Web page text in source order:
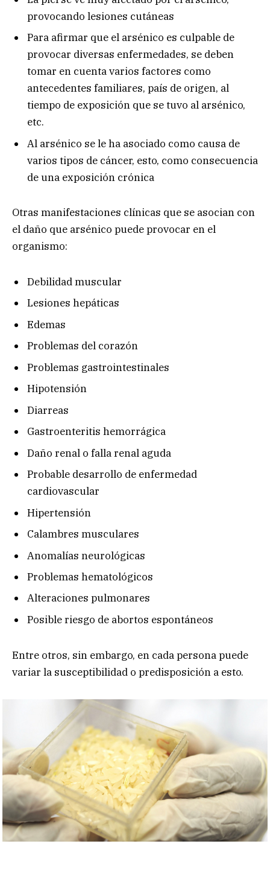
provocando lesiones cutáneas
Para afirmar que el arsénico es culpable de
provocar diversas enfermedades, se deben
tomar en cuenta varios factores como
antecedentes familiares, país de origen, al
tiempo de exposición que se tuvo al arsénico,
etc.
Al arsénico se le ha asociado como causa de
varios tipos de cáncer, esto, como consecuencia
de una exposición crónica
Otras manifestaciones clínicas que se asocian con
el daño que arsénico puede provocar en el
organismo:
Debilidad muscular
Lesiones hepáticas
Edemas
Problemas del corazón
Problemas gastrointestinales
Hipotensión
Diarreas
Gastroenteritis hemorrágica
Daño renal o falla renal aguda
Probable desarrollo de enfermedad
cardiovascular
Hipertensión
Calambres musculares
Anomalías neurológicas
Problemas hematológicos
Alteraciones pulmonares
Posible riesgo de abortos espontáneos
Entre otros, sin embargo, en cada persona puede
variar la susceptibilidad o predisposición a esto.